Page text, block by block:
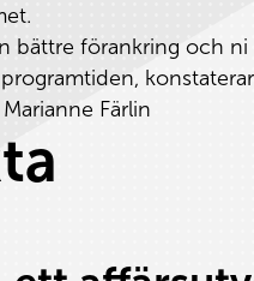
bättre förankring och ni